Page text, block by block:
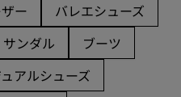
ー
バレエシューズ
サンダル
ブーツ
アルシューズ